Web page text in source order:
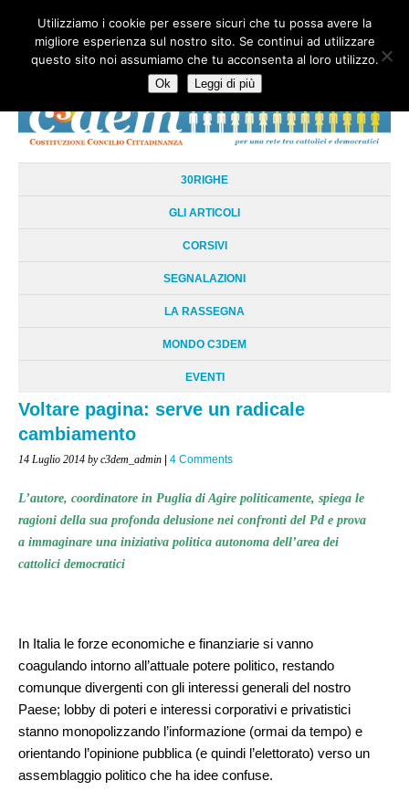
HOME CHI SIAMO LA RETE LE RADICI DOCUMENTAZIONE
AREE TEMATICHE
30RIGHE
GLI ARTICOLI
CORSIVI
SEGNALAZIONI
LA RASSEGNA
MONDO C3DEM
EVENTI
Voltare pagina: serve un radicale
cambiamento
14 Luglio 2014 by c3dem_admin | 4 Comments
L’autore, coordinatore in Puglia di Agire politicamente, spiega le
ragioni della sua profonda delusione nei confronti del Pd e prova
a immaginare una iniziativa politica autonoma dell’area dei
cattolici democratici
In Italia le forze economiche e finanziarie si vanno
coagulando intorno all’attuale potere politico, restando
comunque divergenti con gli interessi generali del nostro
Paese; lobby di poteri e interessi corporativi e privatistici
stanno monopolizzando l’informazione (ormai da tempo) e
orientando l’opinione pubblica (e quindi l’elettorato) verso un
assemblaggio politico che ha idee confuse.
Utilizziamo i cookie per essere sicuri che tu possa avere la
migliore esperienza sul nostro sito. Se continui ad utilizzare
questo sito noi assumiamo che tu acconsenta al loro utilizzo.
Ok Leggi di più